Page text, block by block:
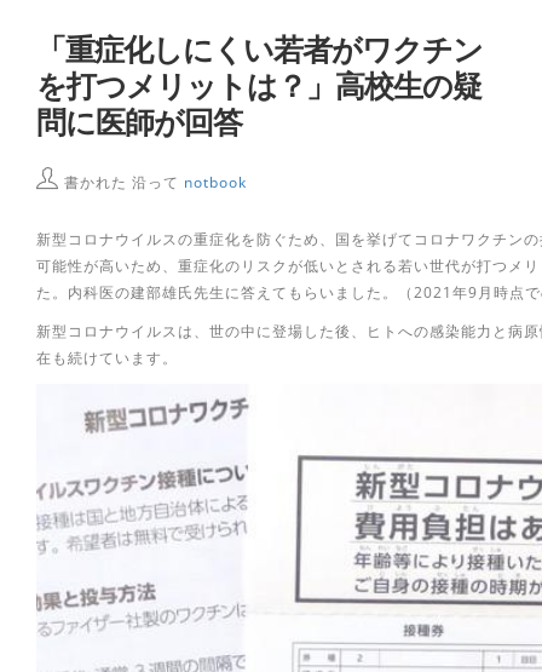
「重症化しにくい若者がワクチン
を打つメリットは？」高校生の疑
問に医師が回答
書かれた 沿って notbook
新型コロナウイルスの重症化を防ぐため、国を挙げてコロナワクチン
可能性が高いため、重症化のリスクが低いとされる若い世代が打つメ
た。内科医の建部雄氏先生に答えてもらいました。（2021年9月時点
新型コロナウイルスは、世の中に登場した後、ヒトへの感染能力と病
在も続けています。